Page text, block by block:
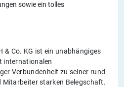
sowie ein tolles
& Co. KG ist ein unabhängiges
internationalen
Verbundenheit zu seiner rund
starken Belegschaft.